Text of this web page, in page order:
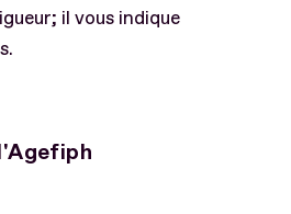
il vous indique